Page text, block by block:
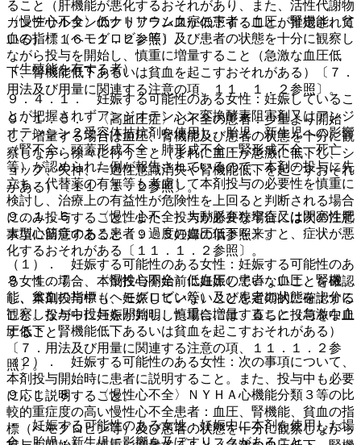
ること（肝機能が悪化するおそれがあり、また、活性代謝物
カンデサルタンのクリアランスが低下することが推定されて
いる）〔１６．１．２参照〕。
（生殖能を有する者）
９．４．１． 妊娠する可能性のある女性：妊娠しているこ
とが把握されずアンジオテンシン変換酵素阻害剤又はアンジ
オテンシン２受容体拮抗剤を使用し、胎児・新生児への影響
（腎不全、頭蓋形成不全・肺形成不全・腎形成不全、死亡
等）が認められた例が報告されているので、本剤の投与に先
立ち、代替薬の有無等も考慮して本剤投与の必要性を慎重に
検討し、治療上の有益性が危険性を上回ると判断される場合
にのみ投与すること。また、投与が必要な場合には次の注意
事項に留意すること〔９．５妊婦の項参照〕。
（１）． 妊娠する可能性のある女性：妊娠する可能性のあ
る女性の場合、本剤投与開始前に妊娠していないことを確認
し、本剤投与中も、妊娠していないことを定期的に確認する
こと。投与中に妊娠が判明した場合には、直ちに投与を中止
すること。
（２）． 妊娠する可能性のある女性：次の事項について、
本剤投与開始時に患者に説明すること。また、投与中も必要
に応じ説明すること。
・ 妊娠する可能性のある女性：妊娠中に本剤を使用した場
合、胎児・新生児に影響を及ぼすリスクがあること。
〈慢性心不全〉低ナトリウム血症の患者：血圧、腎機能、貧
血の指標（ヘモグロビン等）及び患者の状態を十分に観察し
ながら投与を開始し、慎重に増量すること（急激な血圧低
下、腎機能低下あるいは貧血を起こすおそれがある）〔７．
用法及び用量に関連する注意の項、１１．１．２参照〕。
９．１．５． 〈高血圧症〉心不全の患者：少量より開始
し、増量する場合は血圧、腎機能及び患者の状態を十分に観
察しながら徐々に行うこと（まれに血圧が急激に低下し、シ
ョック、失神、一過性意識消失や腎機能低下を起こすおそれ
がある）〔１１．１．２参照〕。
９．１．６． 〈慢性心不全〉大動脈弁狭窄症又は閉塞性肥
大型心筋症のある患者：過度の血圧低下を来すと、症状が悪
化するおそれがある〔１１．１．２参照〕。
９．１．７． 〈慢性心不全〉低血圧の患者：血圧、腎機
能、貧血の指標（ヘモグロビン等）及び患者の状態を十分に
観察しながら投与を開始し、慎重に増量すること（急激な血
圧低下、腎機能低下あるいは貧血を起こすおそれがある）
〔７．用法及び用量に関連する注意の項、１１．１．２参
照〕。
９．１．８． 〈慢性心不全〉ＮＹＨＡ心機能分類３等の比
較的重症度の高い慢性心不全患者：血圧、腎機能、貧血の指
標（ヘモグロビン等）及び患者の状態を十分に観察しながら